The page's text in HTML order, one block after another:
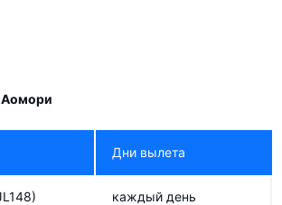
Дни вылета
каждый день